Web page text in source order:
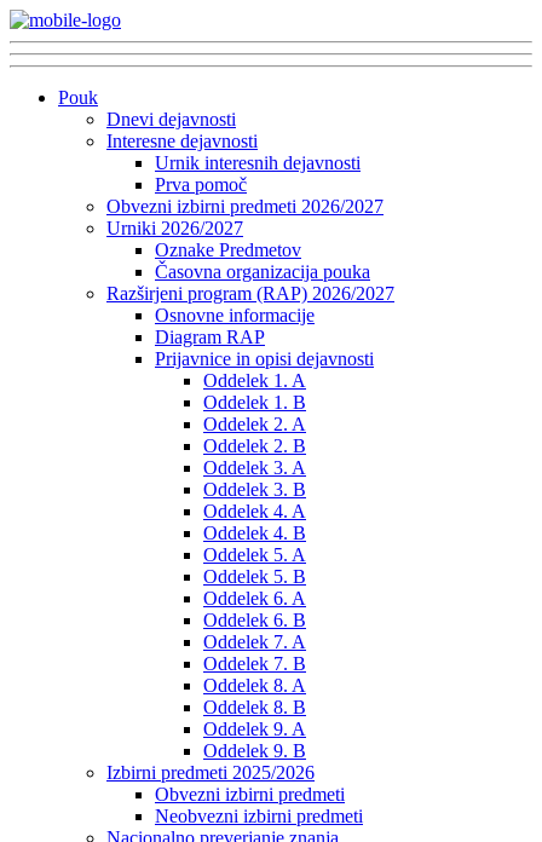
Pouk
Dnevi dejavnosti
Interesne dejavnosti
Urnik interesnih dejavnosti
Prva pomoč
Obvezni izbirni predmeti 2026/2027
Urniki 2026/2027
Oznake Predmetov
Časovna organizacija pouka
Razširjeni program (RAP) 2026/2027
Osnovne informacije
Diagram RAP
Prijavnice in opisi dejavnosti
Oddelek 1. A
Oddelek 1. B
Oddelek 2. A
Oddelek 2. B
Oddelek 3. A
Oddelek 3. B
Oddelek 4. A
Oddelek 4. B
Oddelek 5. A
Oddelek 5. B
Oddelek 6. A
Oddelek 6. B
Oddelek 7. A
Oddelek 7. B
Oddelek 8. A
Oddelek 8. B
Oddelek 9. A
Oddelek 9. B
Izbirni predmeti 2025/2026
Obvezni izbirni predmeti
Neobvezni izbirni predmeti
Nacionalno preverjanje znanja